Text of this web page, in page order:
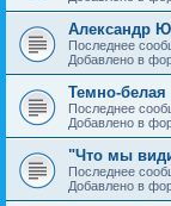
Александр
Последнее
Добавлено в
Темно-белая
Последнее
Добавлено в
"Что мы
Последнее
Добавлено в